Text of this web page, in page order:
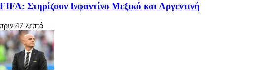
FIFA: Στηρίζουν Ινφαντίνο Μεξικό και Αργεντινή
πριν 47 λεπτά